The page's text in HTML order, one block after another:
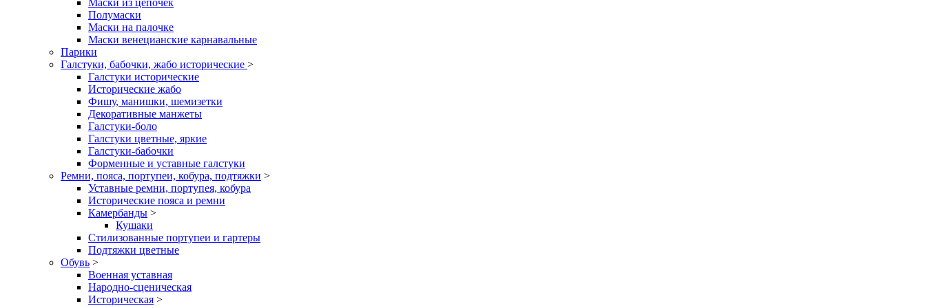
Маски из цепочек
Полумаски
Маски на палочке
Маски венецианские карнавальные
Парики
Галстуки, бабочки, жабо исторические >
Галстуки исторические
Исторические жабо
Фишу, манишки, шемизетки
Декоративные манжеты
Галстуки-боло
Галстуки цветные, яркие
Галстуки-бабочки
Форменные и уставные галстуки
Ремни, пояса, портупеи, кобура, подтяжки >
Уставные ремни, портупея, кобура
Исторические пояса и ремни
Камербанды >
Кушаки
Стилизованные портупеи и гартеры
Подтяжки цветные
Обувь >
Военная уставная
Народно-сценическая
Историческая >